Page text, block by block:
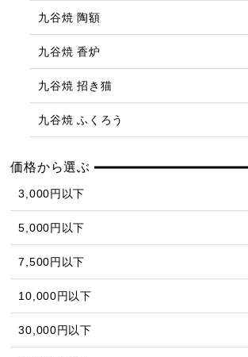
九谷焼 陶額
九谷焼 香炉
九谷焼 招き猫
九谷焼 ふくろう
価格から選ぶ
3,000円以下
5,000円以下
7,500円以下
10,000円以下
30,000円以下